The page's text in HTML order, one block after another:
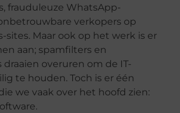
frauduleuze WhatsApp-
verkopers op
sites. Maar ook op het werk is er
aan; spamfilters en
draaien overuren om de IT-
te houden. Toch is er één
we vaak over het hoofd zien: